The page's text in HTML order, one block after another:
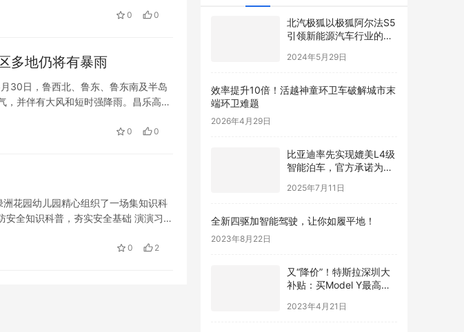
0 0
多地仍将有暴雨
30日，鲁西北、鲁东、鲁东南及半岛
并伴有大风和短时强降雨。昌乐高崖
0 0
花园幼儿园精心组织了一场集知识科
全知识科普，夯实安全基础 演演习前
0 2
​北汽极狐以极狐阿尔法S5
引领新能源汽车行业的新
2024年5月29日
效率提升10倍！活越神童环卫车破解城市末
端环卫难题
2026年4月29日
比亚迪率先实现媲美L4级
智能泊车，官方承诺为安
全兜底
2025年7月11日
全新四驱加智能驾驶，让你如履平地！
2023年8月22日
又“降价”！特斯拉深圳大
补贴：买Model Y最高可
2023年4月21日